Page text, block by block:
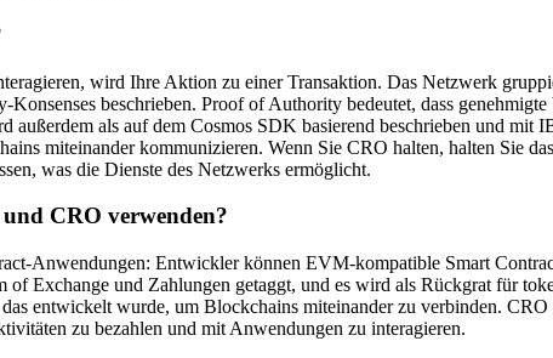
wird Ihre Aktion zu einer Transaktion. Das Netzwerk
beschrieben. Proof of Authority bedeutet, dass
außerdem als auf dem Cosmos SDK basierend beschrieben und
miteinander kommunizieren. Wenn Sie CRO halten, halten Sie
was die Dienste des Netzwerks ermöglicht.
CRO verwenden?
Anwendungen: Entwickler können EVM-kompatible Smart
Exchange und Zahlungen getaggt, und es wird als Rückgrat für
entwickelt wurde, um Blockchains miteinander zu verbinden.
zu bezahlen und mit Anwendungen zu interagieren.